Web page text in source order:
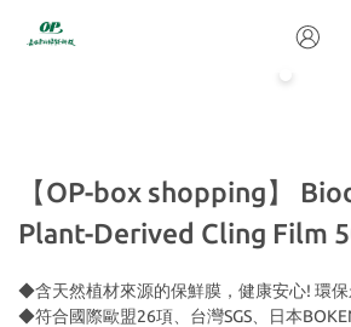
【OP-box shopping】
Plant-Derived Cling Film
◆含天然植材來源的保鮮膜，健康安心! 環保
◆符合國際歐盟26項、台灣SGS、日本